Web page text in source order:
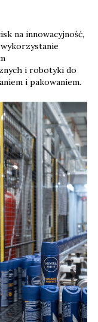
na innowacyjność,
i robotyki do
i pakowaniem.